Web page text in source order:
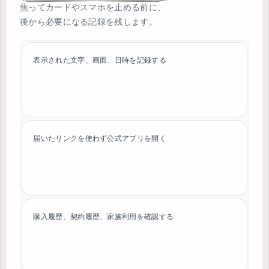
焦ってカードやスマホを止める前に、
後から必要になる記録を残します。
表示された文字、画面、日時を記録する
届いたリンクを使わず公式アプリを開く
購入履歴、契約履歴、家族利用を確認する